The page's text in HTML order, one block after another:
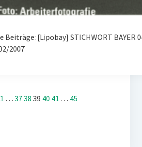
Beiträge: [Lipobay] STICHWORT BAYER
2007
1 … 3738 39 40 41 … 45